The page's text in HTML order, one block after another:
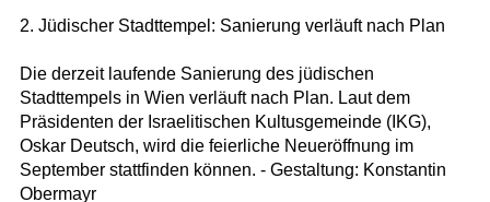
2. Jüdischer Stadttempel: Sanierung verläuft nach Plan
Die derzeit laufende Sanierung des jüdischen
Stadttempels in Wien verläuft nach Plan. Laut dem
Präsidenten der Israelitischen Kultusgemeinde (IKG),
Oskar Deutsch, wird die feierliche Neueröffnung im
September stattfinden können. - Gestaltung: Konstantin
Obermayr